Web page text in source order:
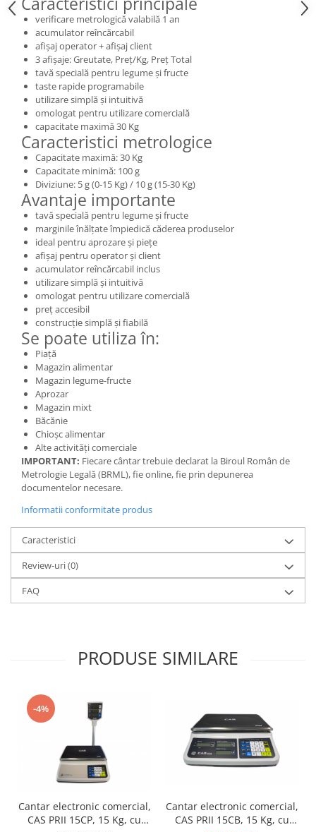
verificare metrologică valabilă 1 an
acumulator reîncărcabil
afișaj operator + afișaj client
3 afișaje: Greutate, Preț/Kg, Preț Total
tavă specială pentru legume și fructe
taste rapide programabile
utilizare simplă și intuitivă
omologat pentru utilizare comercială
capacitate maximă 30 Kg
Caracteristici metrologice
Capacitate maximă: 30 Kg
Capacitate minimă: 100 g
Diviziune: 5 g (0-15 Kg) / 10 g (15-30 Kg)
Avantaje importante
tavă specială pentru legume și fructe
marginile înălțate împiedică căderea produselor
ideal pentru aprozare și piețe
afișaj pentru operator și client
acumulator reîncărcabil inclus
utilizare simplă și intuitivă
omologat pentru utilizare comercială
preț accesibil
construcție simplă și fiabilă
Se poate utiliza în:
Piață
Magazin alimentar
Magazin legume-fructe
Aprozar
Magazin mixt
Băcănie
Chioșc alimentar
Alte activități comerciale
IMPORTANT: Fiecare cântar trebuie declarat la Biroul Român de
Metrologie Legală (BRML), fie online, fie prin depunerea
documentelor necesare.
Informatii conformitate produs
Caracteristici
Review-uri(0)
FAQ
PRODUSE SIMILARE
-4%
Cantar electronic comercial,
CAS PRII 15CP, 15 Kg, cu
Cantar electronic comercial,
CAS PRII 15CB, 15 Kg, cu